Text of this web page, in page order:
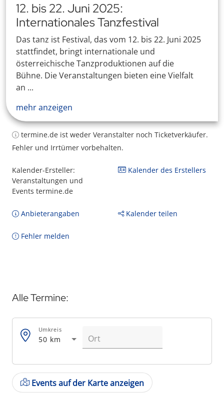
12. bis 22. Juni 2025:
Internationales Tanzfestival
Das tanz ist Festival, das vom 12. bis 22. Juni 2025
stattfindet, bringt internationale und
österreichische Tanzproduktionen auf die
Bühne. Die Veranstaltungen bieten eine Vielfalt
an ...
mehr anzeigen
termine.de ist weder Veranstalter noch Ticketverkäufer.
Fehler und Irrtümer vorbehalten.
Kalender-Ersteller:
Veranstaltungen und
Events termine.de
Kalender des Erstellers
Anbieterangaben Kalender teilen
Fehler melden
Alle Termine:
50 km
Umkreis
Events auf der Karte anzeigen